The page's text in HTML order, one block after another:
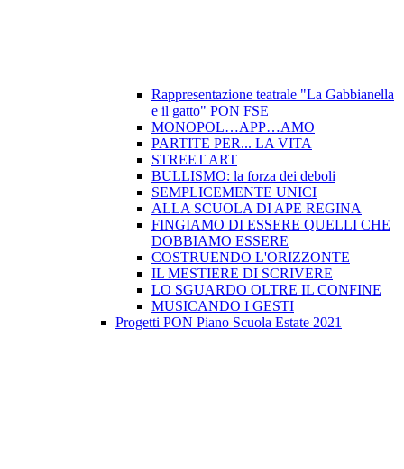
Rappresentazione teatrale "La Gabbianella
e il gatto" PON FSE
MONOPOL…APP…AMO
PARTITE PER... LA VITA
STREET ART
BULLISMO: la forza dei deboli
SEMPLICEMENTE UNICI
ALLA SCUOLA DI APE REGINA
FINGIAMO DI ESSERE QUELLI CHE
DOBBIAMO ESSERE
COSTRUENDO L'ORIZZONTE
IL MESTIERE DI SCRIVERE
LO SGUARDO OLTRE IL CONFINE
MUSICANDO I GESTI
Progetti PON Piano Scuola Estate 2021